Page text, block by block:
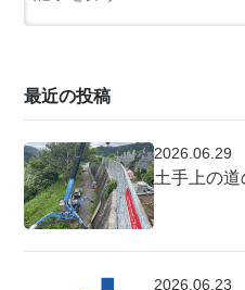
最近の投稿
2026.06.29
土手上の
2026.06.23